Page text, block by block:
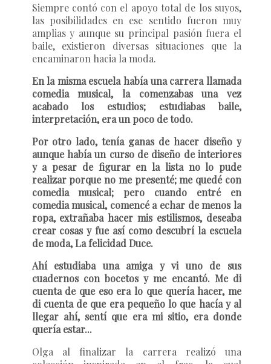
Siempre contó con el apoyo total de los suyos,
las posibilidades en ese sentido fueron muy
amplias y aunque su principal pasión fuera el
baile, existieron diversas situaciones que la
encaminaron hacia la moda.
En la misma escuela había una carrera llamada
comedia musical, la comenzabas una vez
acabado los estudios; estudiabas baile,
interpretación, era un poco de todo.
Por otro lado, tenía ganas de hacer diseño y
aunque había un curso de diseño de interiores
y a pesar de figurar en la lista no lo pude
realizar porque no me presenté; me quedé con
comedia musical; pero cuando entré en
comedia musical, comencé a echar de menos la
ropa, extrañaba hacer mis estilismos, deseaba
crear cosas y fue así como descubrí la escuela
de moda, La felicidad Duce.
Ahí estudiaba una amiga y vi uno de sus
cuadernos con bocetos y me encantó. Me di
cuenta de que eso era lo que quería hacer, me
di cuenta de que era pequeño lo que hacía y al
llegar ahí, sentí que era mi sitio, era donde
quería estar...
Olga al finalizar la carrera realizó una